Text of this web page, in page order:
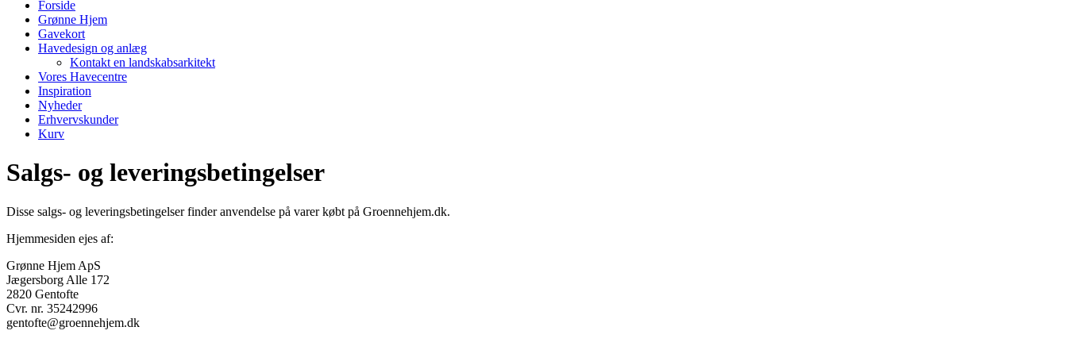
Forside
Grønne Hjem
Gavekort
Havedesign og anlæg
Kontakt en landskabsarkitekt
Vores Havecentre
Inspiration
Nyheder
Erhvervskunder
Kurv
Salgs- og leveringsbetingelser
Disse salgs- og leveringsbetingelser finder anvendelse på varer købt på Groennehjem.dk.
Hjemmesiden ejes af:
Grønne Hjem ApS
Jægersborg Alle 172
2820 Gentofte
Cvr. nr. 35242996
gentofte@groennehjem.dk